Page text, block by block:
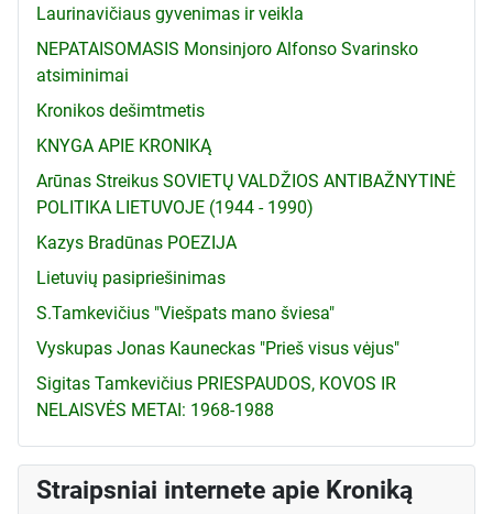
Laurinavičiaus gyvenimas ir veikla
NEPATAISOMASIS Monsinjoro Alfonso Svarinsko
atsiminimai
Kronikos dešimtmetis
KNYGA APIE KRONIKĄ
Arūnas Streikus SOVIETŲ VALDŽIOS ANTIBAŽNYTINĖ
POLITIKA LIETUVOJE (1944 - 1990)
Kazys Bradūnas POEZIJA
Lietuvių pasipriešinimas
S.Tamkevičius "Viešpats mano šviesa"
Vyskupas Jonas Kauneckas "Prieš visus vėjus"
Sigitas Tamkevičius PRIESPAUDOS, KOVOS IR
NELAISVĖS METAI: 1968-1988
Straipsniai internete apie Kroniką